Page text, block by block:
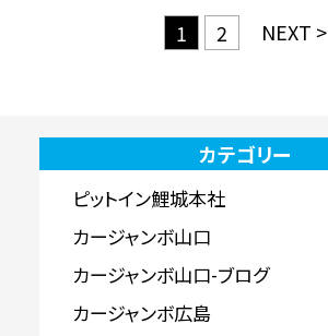
1 2 NEXT >
カテゴリー
ピットイン鯉城本社
カージャンボ山口
カージャンボ山口-ブログ
カージャンボ広島